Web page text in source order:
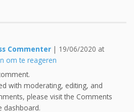
Commenter | 19/06/2020 at
om te reageren
with moderating, editing, and
please visit the Comments
dashboard.